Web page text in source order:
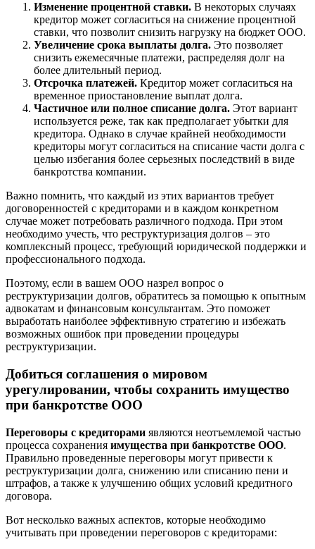
Изменение процентной ставки. В некоторых случаях
кредитор может согласиться на снижение процентной
ставки, что позволит снизить нагрузку на бюджет ООО.
Увеличение срока выплаты долга. Это позволяет
снизить ежемесячные платежи, распределяя долг на
более длительный период.
Отсрочка платежей. Кредитор может согласиться на
временное приостановление выплат долга.
Частичное или полное списание долга. Этот вариант
используется реже, так как предполагает убытки для
кредитора. Однако в случае крайней необходимости
кредиторы могут согласиться на списание части долга с
целью избегания более серьезных последствий в виде
банкротства компании.
Важно помнить, что каждый из этих вариантов требует
договоренностей с кредиторами и в каждом конкретном
случае может потребовать различного подхода. При этом
необходимо учесть, что реструктуризация долгов – это
комплексный процесс, требующий юридической поддержки и
профессионального подхода.
Поэтому, если в вашем ООО назрел вопрос о
реструктуризации долгов, обратитесь за помощью к опытным
адвокатам и финансовым консультантам. Это поможет
выработать наиболее эффективную стратегию и избежать
возможных ошибок при проведении процедуры
реструктуризации.
Добиться соглашения о мировом
урегулировании, чтобы сохранить имущество
при банкротстве ООО
Переговоры с кредиторами являются неотъемлемой частью
процесса сохранения имущества при банкротстве ООО.
Правильно проведенные переговоры могут привести к
реструктуризации долга, снижению или списанию пени и
штрафов, а также к улучшению общих условий кредитного
договора.
Вот несколько важных аспектов, которые необходимо
учитывать при проведении переговоров с кредиторами: